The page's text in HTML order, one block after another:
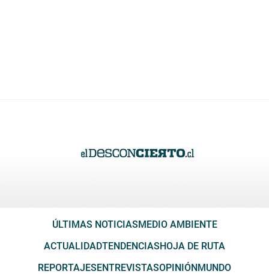
ÚLTIMAS NOTICIASMEDIO AMBIENTE
ACTUALIDADTENDENCIASHOJA DE RUTA
REPORTAJESENTREVISTASOPINIÓNMUNDO